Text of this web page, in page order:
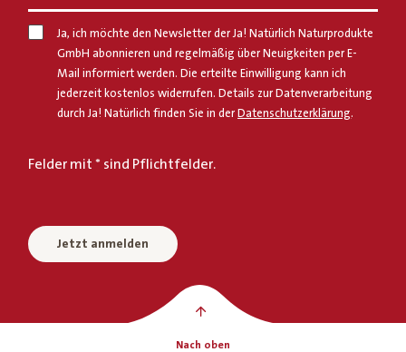
Ja, ich möchte den Newsletter der Ja! Natürlich Naturprodukte
GmbH abonnieren und regelmäßig über Neuigkeiten per E-
Mail informiert werden. Die erteilte Einwilligung kann ich
jederzeit kostenlos widerrufen. Details zur Datenverarbeitung
durch Ja! Natürlich finden Sie in derDatenschutzerklärung.
Felder mit * sind Pflichtfelder.
Jetzt anmelden
Nach oben